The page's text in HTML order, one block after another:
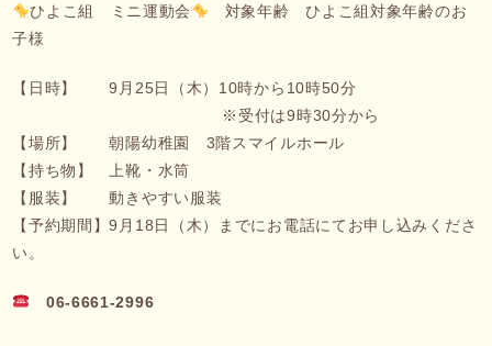
ひよこ組 ミニ運動会
対象年齢 ひよこ組対象年齢のお
子様
【日時】 9月25日（木）10時から10時50分
※受付は9時30分から
【場所】 朝陽幼稚園 3階スマイルホール
【持ち物】 上靴・水筒
【服装】 動きやすい服装
【予約期間】9月18日（木）までにお電話にてお申し込みくださ
い。
06-6661-2996